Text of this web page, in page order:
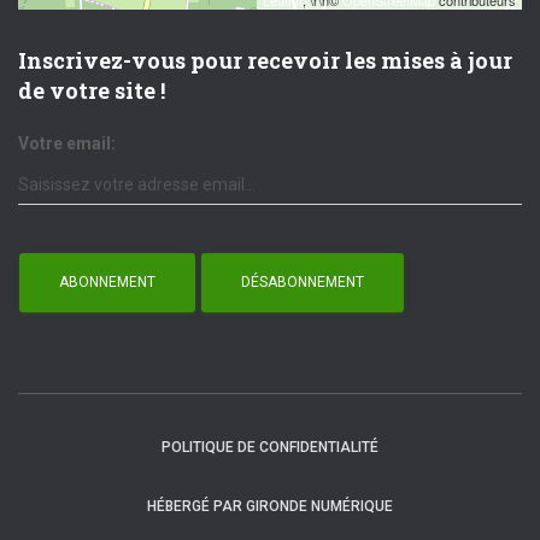
Inscrivez-vous pour recevoir les mises à jour
de votre site !
Votre email:
POLITIQUE DE CONFIDENTIALITÉ
HÉBERGÉ PAR GIRONDE NUMÉRIQUE